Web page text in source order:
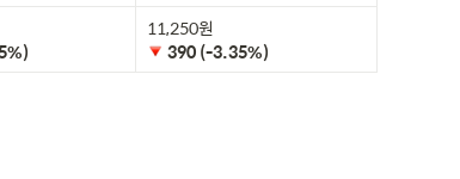
390 (-3.35%)